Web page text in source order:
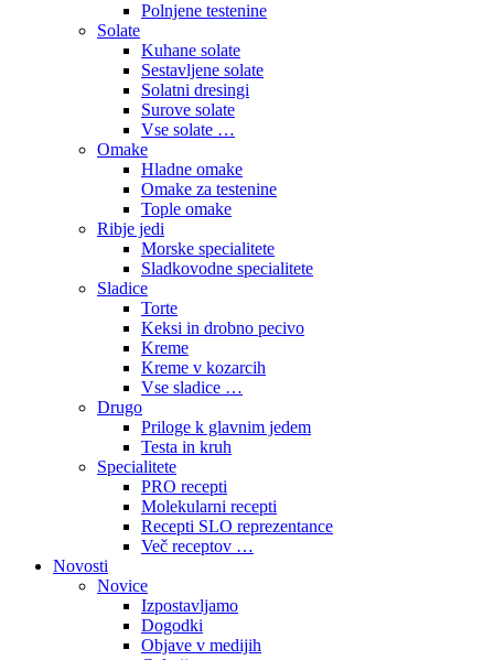
Polnjene testenine
Solate
Kuhane solate
Sestavljene solate
Solatni dresingi
Surove solate
Vse solate …
Omake
Hladne omake
Omake za testenine
Tople omake
Ribje jedi
Morske specialitete
Sladkovodne specialitete
Sladice
Torte
Keksi in drobno pecivo
Kreme
Kreme v kozarcih
Vse sladice …
Drugo
Priloge k glavnim jedem
Testa in kruh
Specialitete
PRO recepti
Molekularni recepti
Recepti SLO reprezentance
Več receptov …
Novosti
Novice
Izpostavljamo
Dogodki
Objave v medijih